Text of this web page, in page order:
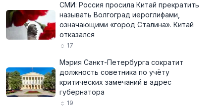
СМИ: Россия просила Китай прекратить
называть Волгоград иероглифами,
означающими «город Сталина». Китай
отказался
17
Мэрия Санкт-Петербурга сократит
должность советника по учёту
критических замечаний в адрес
губернатора
19